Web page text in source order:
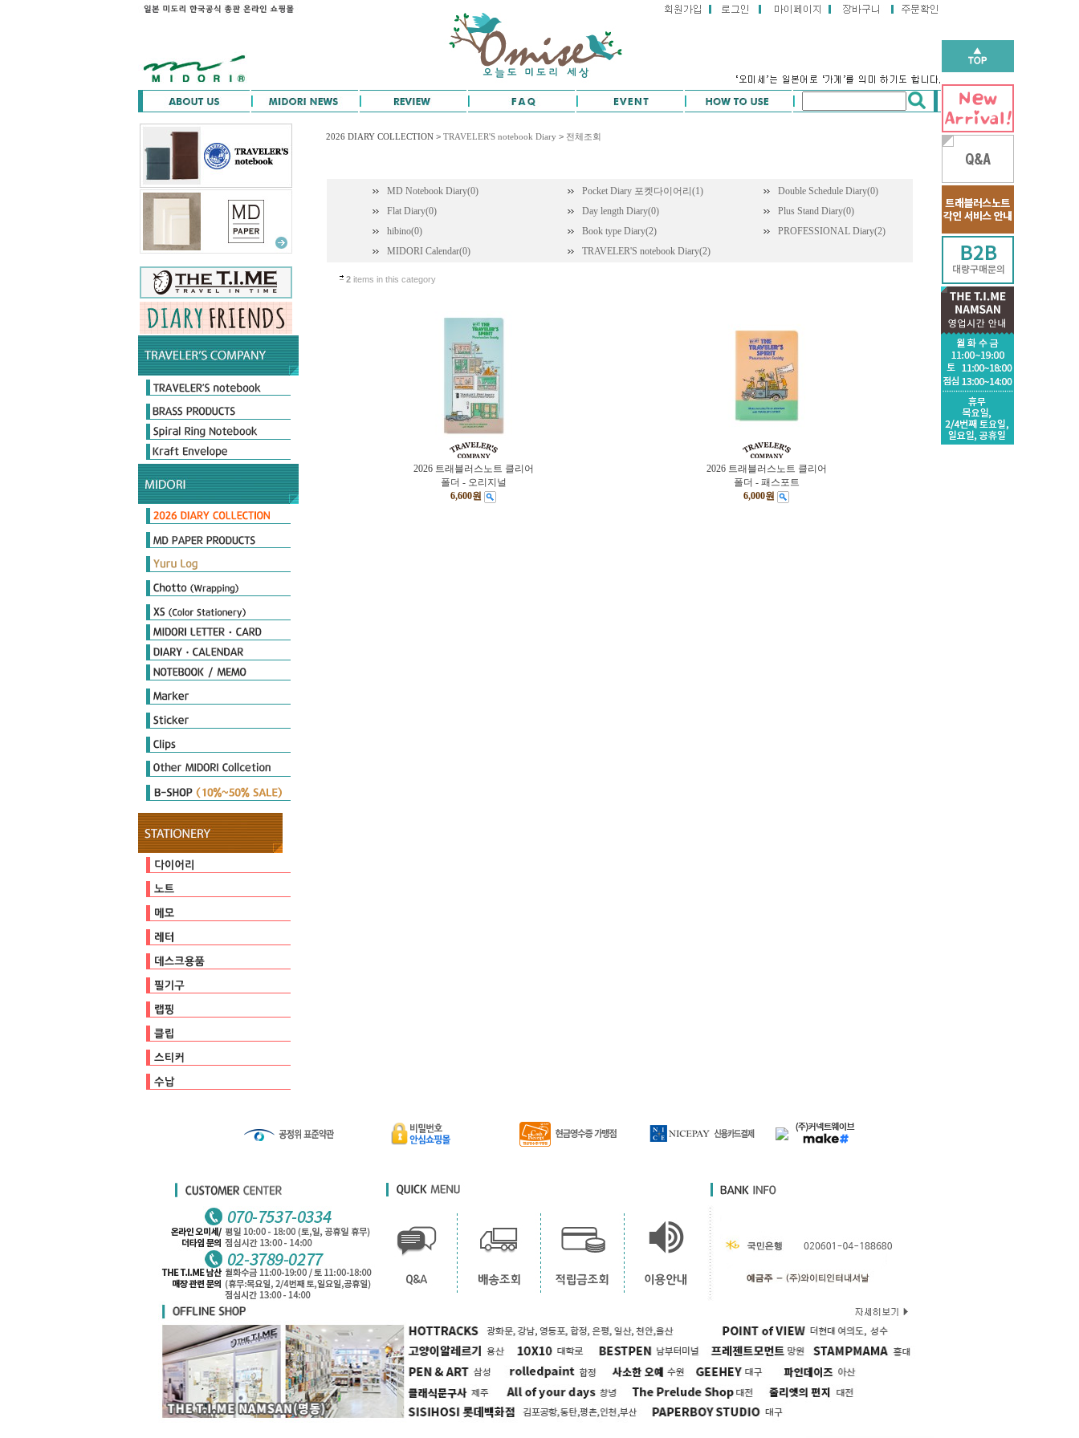
Original & Passport Size
Original Refills
Passport Refills
Customize
2026 Diary
Limited Edition
MD노트 다이어리
포켓다이어리
더블 스케줄 다이어리
플랫 다이어리
Day length Diary
Plus Stand Diary
hibino
Book type Diary
PRD 프로페셔널 다이어리
MIDORI Calendar
TRAVELER'S notebook Diary
MD Notebook
MD Notebook Light
MD Paper Pad
MD Notebook cotton
MD Memo
MD Diary
MD Cover & Bag
MD 필기구
MD Letter
MD Limited
Notebook
Seal
Stamp
Cover
Origami
Petit Gift
PCM Seal
Deco item
THE MEISTER'S Note
Diamond Memo
Color Note & Others
Sticky Notes
Film Marker
Index Marker
Diary Seal
Sticker Marche
Other Seal
E-clips
P-clips
other clips
DIARY MATE
Cutter
Ruler & Template
Magnet
Stamp
Embosser
Zipperbag
Pouch & Pen case
PULP STORAGE
Clear Foder
Mini Cleaner
오지상25thAnniversary
다이어리
캘린더
일기
유선
방안
무지
커버/가방
기타
점착메모지
스프링메모
기타
편지지/편지봉투
카드
가위/커터/스태이플러/펀치
자
마그넷
클리너
스탬프
테이프
펜/펜슬/리필
펜홀더/포켓
페이퍼
비닐포장
엠보서
포장장식
E-clips
P-clips
other clips
다이어리씰
스티커마르쉐
기타
2026 DIARY COLLECTION> TRAVELER'S notebook Diary> 전체조회
MD Notebook Diary(0) Pocket Diary 포켓다이어리(1)
Double Schedule Diary(0)
Flat Diary(0)
Day length Diary(0)
Plus Stand Diary(0)
hibino(0)
Book type Diary(2)
PROFESSIONAL Diary(2)
MIDORI Calendar(0)
TRAVELER'S notebook Diary(2)
2 items in this category
2026 트래블러스노트 클리어
폴더 - 오리지널
6,600원
2026 트래블러스노트 클리어
폴더 - 패스포트
6,000원